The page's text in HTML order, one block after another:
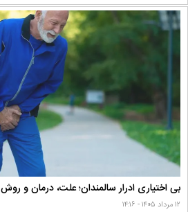
بی اختیاری ادرار سالمندان؛ علت، درمان و
۱۲ مرداد ۱۴۰۵ - ۱۴:۱۶